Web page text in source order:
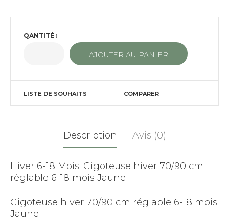
QANTITÉ :
LISTE DE SOUHAITS COMPARER
Description Avis (0)
Hiver 6-18 Mois: Gigoteuse hiver 70/90 cm
réglable 6-18 mois Jaune
Gigoteuse hiver 70/90 cm réglable 6-18 mois
Jaune